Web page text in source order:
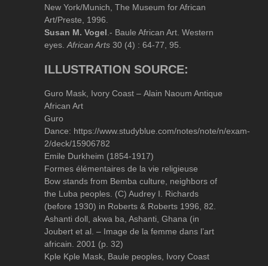
New York/Munich, The Museum for African
Art/Preste, 1996.
Susan M. Vogel .- Baule African Art. Western
eyes. African Arts 30 (4) : 64-77, 95.
ILLUSTRATION SOURCE:
Guro Mask, Ivory Coast – Alain Naoum Antique
African Art
Guro
Dance: https://www.studyblue.com/notes/note/n/exam-
2/deck/15906782
Emile Durkheim (1854-1917)
Formes élémentaires de la vie religieuse
Bow stands from Bemba culture, neighbors of
the Luba peoples. (C) Audrey I. Richards
(before 1930) in Roberts & Roberts 1996, 82.
Ashanti doll, akwa ba, Ashanti, Ghana (in
Joubert et al. – Image de la femme dans l’art
africain. 2001 (p. 32)
Kple Kple Mask, Baule peoples, Ivory Coast